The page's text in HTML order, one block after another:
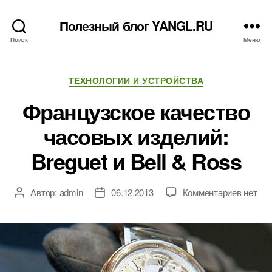
Поиск
Полезный блог YANGL.RU
Меню
Рубрики
ТЕХНОЛОГИИ И УСТРОЙСТВА
Французское качество
часовых изделий:
Breguet и Bell & Ross
АвторАвтор: admin
Дата06.12.2013 Комментариевк
нет